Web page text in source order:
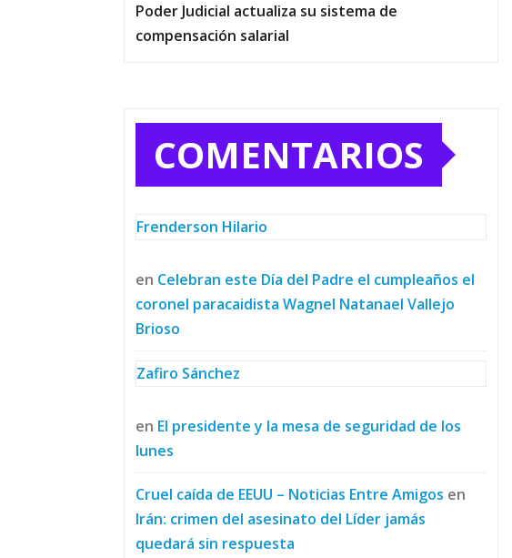
Poder Judicial actualiza su sistema de
compensación salarial
COMENTARIOS
Frenderson Hilario
en Celebran este Día del Padre el cumpleaños el
coronel paracaidista Wagnel Natanael Vallejo
Brioso
Zafiro Sánchez
en El presidente y la mesa de seguridad de los
lunes
Cruel caída de EEUU – Noticias Entre Amigos en
Irán: crimen del asesinato del Líder jamás
quedará sin respuesta